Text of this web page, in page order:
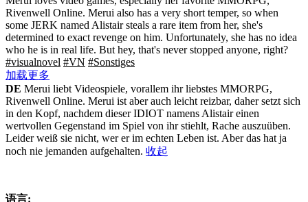
Rivenwell Online. Merui also has a very short temper, so when
some JERK named Alistair steals a rare item from her, she's
determined to exact revenge on him. Unfortunately, she has no idea
who he is in real life. But hey, that's never stopped anyone, right?
#visualnovel #VN #Sonstiges
加载更多
DE Merui liebt Videospiele, vorallem ihr liebstes MMORPG,
Rivenwell Online. Merui ist aber auch leicht reizbar, daher setzt sich
in den Kopf, nachdem dieser IDIOT namens Alistair einen
wertvollen Gegenstand im Spiel von ihr stiehlt, Rache auszuüben.
Leider weiß sie nicht, wer er im echten Leben ist. Aber das hat ja
noch nie jemanden aufgehalten. 收起
语言: